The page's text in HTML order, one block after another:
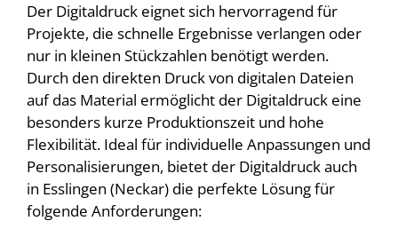
Der Digitaldruck eignet sich hervorragend für
Projekte, die schnelle Ergebnisse verlangen oder
nur in kleinen Stückzahlen benötigt werden.
Durch den direkten Druck von digitalen Dateien
auf das Material ermöglicht der Digitaldruck eine
besonders kurze Produktionszeit und hohe
Flexibilität. Ideal für individuelle Anpassungen und
Personalisierungen, bietet der Digitaldruck auch
in Esslingen (Neckar) die perfekte Lösung für
folgende Anforderungen: